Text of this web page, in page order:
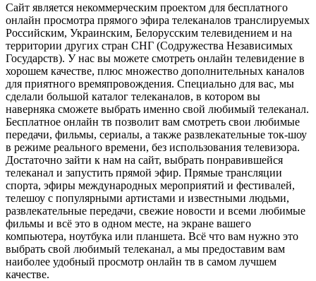
Сайт является некоммерческим проектом для бесплатного
онлайн просмотра прямого эфира телеканалов транслируемых
Российским, Украинским, Белорусским телевидением и на
территории других стран СНГ (Содружества Независимых
Государств). У нас вы можете смотреть онлайн телевидение в
хорошем качестве, плюс множество дополнительных каналов
для приятного времяпровождения. Специально для вас, мы
сделали большой каталог телеканалов, в котором вы
наверняка сможете выбрать именно свой любимый телеканал.
Бесплатное онлайн тв позволит вам смотреть свои любимые
передачи, фильмы, сериалы, а также развлекательные ток-шоу
в режиме реального времени, без использования телевизора.
Достаточно зайти к нам на сайт, выбрать понравившейся
телеканал и запустить прямой эфир. Прямые трансляции
спорта, эфиры международных мероприятий и фестивалей,
телешоу с популярными артистами и известными людьми,
развлекательные передачи, свежие новости и всеми любимые
фильмы и всё это в одном месте, на экране вашего
компьютера, ноутбука или планшета. Всё что вам нужно это
выбрать свой любимый телеканал, а мы предоставим вам
наиболее удобный просмотр онлайн тв в самом лучшем
качестве.